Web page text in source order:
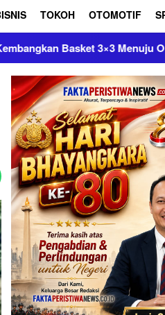
TOKOH OTOMOTIF
Olimpiade, DPP Perbasi